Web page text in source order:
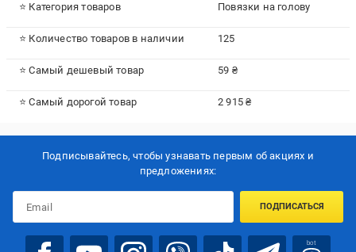
⭐ Категория товаров Повязки на голову
⭐ Количество товаров в наличии 125
⭐ Самый дешевый товар 59 ₴
⭐ Самый дорогой товар 2 915 ₴
Подписывайтесь, чтобы узнавать первым об акцияx и
предложениях:
ПОДПИСАТЬСЯ
bot